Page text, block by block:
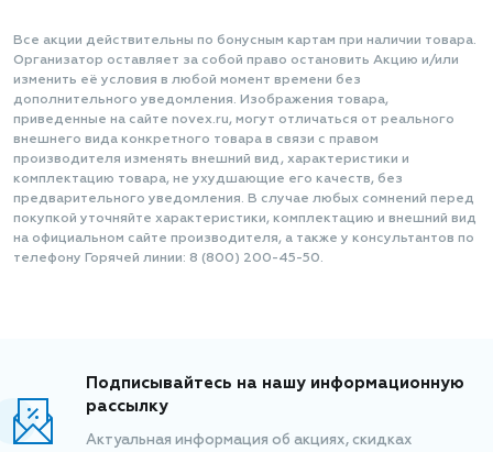
Все акции действительны по бонусным картам при наличии товара.
Организатор оставляет за собой право остановить Акцию и/или
изменить её условия в любой момент времени без
дополнительного уведомления. Изображения товара,
приведенные на сайте novex.ru, могут отличаться от реального
внешнего вида конкретного товара в связи с правом
производителя изменять внешний вид, характеристики и
комплектацию товара, не ухудшающие его качеств, без
предварительного уведомления. В случае любых сомнений перед
покупкой уточняйте характеристики, комплектацию и внешний вид
на официальном сайте производителя, а также у консультантов по
телефону Горячей линии: 8 (800) 200-45-50.
Подписывайтесь на нашу информационную
рассылку
Актуальная информация об акциях, скидках